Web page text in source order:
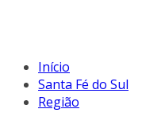
Início
Santa Fé do Sul
Região